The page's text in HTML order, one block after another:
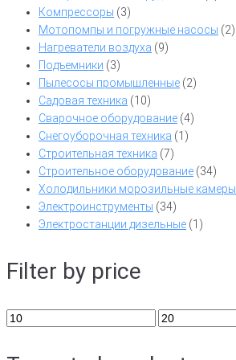
Компрессоры (3)
Мотопомпы и погружные насосы (2)
Нагреватели воздуха (9)
Подъемники (3)
Пылесосы промышленные (2)
Садовая техника (10)
Сварочное оборудование (4)
Снегоуборочная техника (1)
Строительная техника (7)
Строительное оборудование (34)
Холодильники морозильные камеры
Электроинструменты (34)
Электростанции дизельные (1)
Filter by price
Минимальная
Максимальная